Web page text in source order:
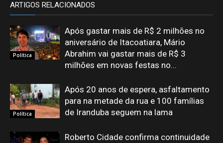
ARTIGOS RELACIONADOS
Política
Após gastar mais de R$ 2 milhões no
aniversário de Itacoatiara, Mário
Abrahim vai gastar mais de R$ 3
milhões em novas festas no...
Política
Após 20 anos de espera, asfaltamento
para na metade da rua e 100 famílias
de Iranduba seguem na lama
Roberto Cidade confirma continuidade